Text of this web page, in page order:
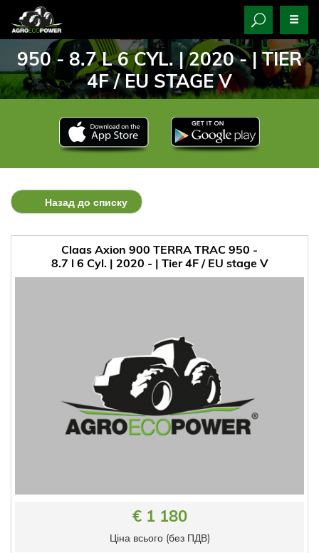
950 - 8.7 L 6 CYL. | 2020 - | TIER
4F / EU STAGE V
Назад до списку
Claas Axion 900 TERRA TRAC 950 -
8.7 l 6 Cyl. | 2020 - | Tier 4F / EU stage V
€ 1 180
Ціна всього (без ПДВ)